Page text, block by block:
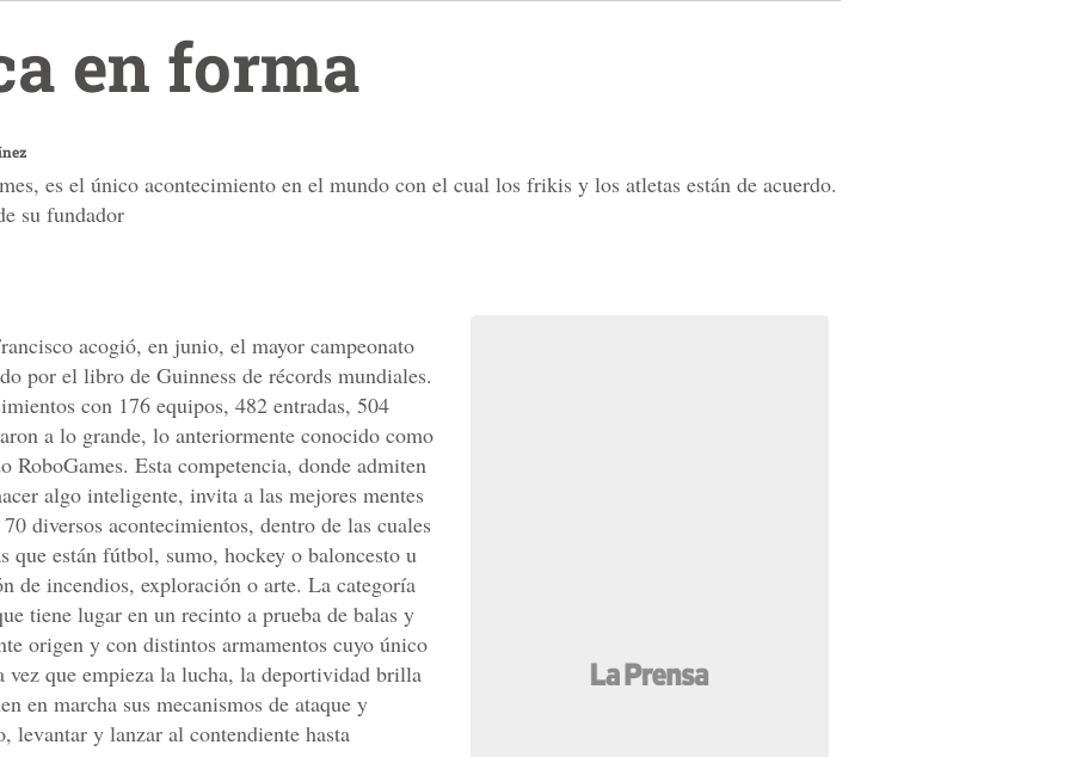
en forma
es el único acontecimiento en el mundo con el cual los frikis y los atletas están de acuerdo.
su fundador
acogió, en junio, el mayor campeonato
por el libro de Guinness de récords mundiales.
con 176 equipos, 482 entradas, 504
a lo grande, lo anteriormente conocido como
RoboGames. Esta competencia, donde admiten
algo inteligente, invita a las mejores mentes
diversos acontecimientos, dentro de las cuales
que están fútbol, sumo, hockey o baloncesto u
de incendios, exploración o arte. La categoría
tiene lugar en un recinto a prueba de balas y
origen y con distintos armamentos cuyo único
vez que empieza la lucha, la deportividad brilla
en marcha sus mecanismos de ataque y
levantar y lanzar al contendiente hasta